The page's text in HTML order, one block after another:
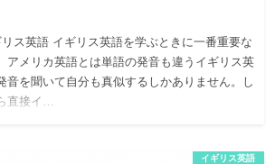
ス英語 イギリス英語を学ぶときに一番重要な
アメリカ英語とは単語の発音も違うイギリス英
音を聞いて自分も真似するしかありません。し
直接イ…
イギリス英語